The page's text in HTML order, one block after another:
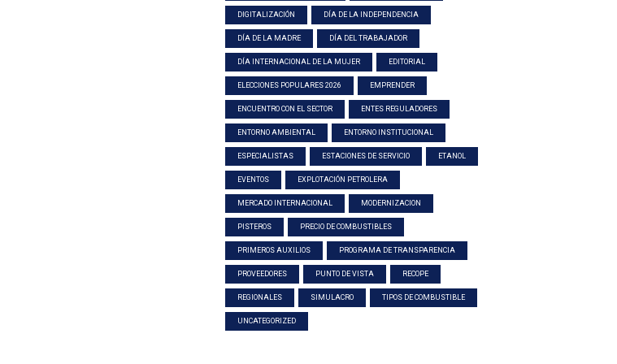
DIGITALIZACIÓN DÍA DE LA INDEPENDENCIA
DÍA DE LA MADRE DÍA DEL TRABAJADOR
DÍA INTERNACIONAL DE LA MUJER EDITORIAL
ELECCIONES POPULARES 2026 EMPRENDER
ENCUENTRO CON EL SECTOR ENTES REGULADORES
ENTORNO AMBIENTAL ENTORNO INSTITUCIONAL
ESPECIALISTAS ESTACIONES DE SERVICIO ETANOL
EVENTOS EXPLOTACIÓN PETROLERA
MERCADO INTERNACIONAL MODERNIZACION
PISTEROS PRECIO DE COMBUSTIBLES
PRIMEROS AUXILIOS PROGRAMA DE TRANSPARENCIA
PROVEEDORES PUNTO DE VISTA RECOPE
REGIONALES SIMULACRO TIPOS DE COMBUSTIBLE
UNCATEGORIZED